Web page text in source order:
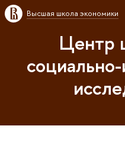
Высшая школа экономики
Центр